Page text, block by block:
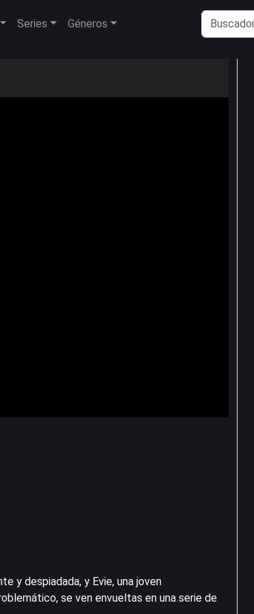
Series Géneros
y despiadada, y Evie, una joven
se ven envueltas en una serie de